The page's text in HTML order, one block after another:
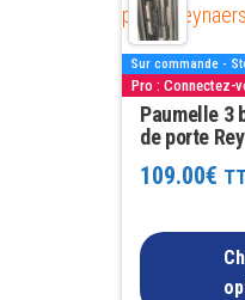
Sur commande -
Pro : Connectez-
Paumelle 3
de porte
109.00€
produit
a
plusieurs
variations.
Les
options
être